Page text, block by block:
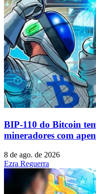
BIP-110 do Bitcoin
mineradores com
8 de ago. de 2026
Ezra Reguerra